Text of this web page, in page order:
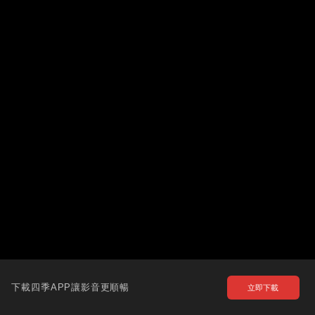
下載四季APP讓影音更順暢 立即下載